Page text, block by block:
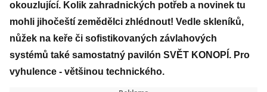
okouzlující. Kolik zahradnických potřeb a novinek tu
mohli jihočeští zemědělci zhlédnout! Vedle skleníků,
nůžek na keře či sofistikovaných závlahových
systémů také samostatný pavilón SVĚT KONOPÍ. Pro
vyhulence - většinou technického.